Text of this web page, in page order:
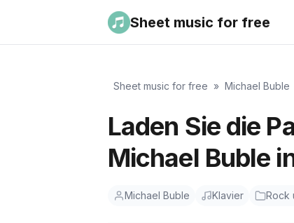
Sheet music for free
Sheet music for free » Michael Buble
Laden Sie die
Michael Buble
Michael Buble Klavier Rock